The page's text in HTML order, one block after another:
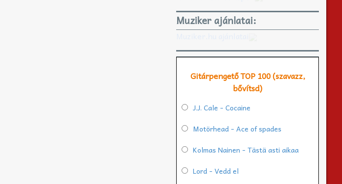
Muziker ajánlatai:
Gitárpengető TOP 100 (szavazz,
bővítsd)
J.J. Cale - Cocaine
Motörhead - Ace of spades
Kolmas Nainen - Tästä asti aikaa
Lord - Vedd el